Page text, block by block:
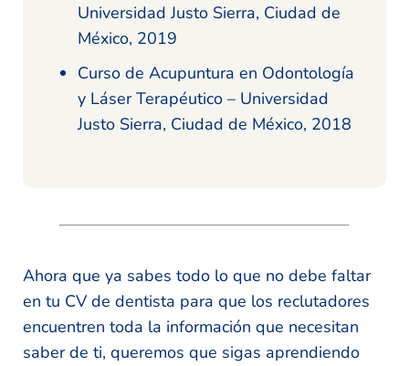
Universidad Justo Sierra, Ciudad de
México, 2019
Curso de Acupuntura en Odontología
y Láser Terapéutico – Universidad
Justo Sierra, Ciudad de México, 2018
Ahora que ya sabes todo lo que no debe faltar
en tu CV de dentista para que los reclutadores
encuentren toda la información que necesitan
saber de ti, queremos que sigas aprendiendo